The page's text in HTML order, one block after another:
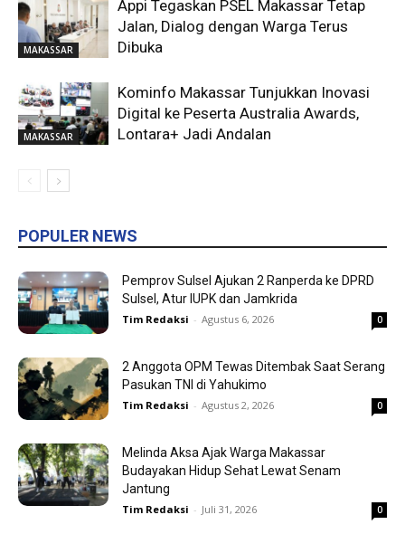
MAKASSAR
Appi Tegaskan PSEL Makassar Tetap
Jalan, Dialog dengan Warga Terus
Dibuka
MAKASSAR
Kominfo Makassar Tunjukkan Inovasi
Digital ke Peserta Australia Awards,
Lontara+ Jadi Andalan
POPULER NEWS
Pemprov Sulsel Ajukan 2 Ranperda ke DPRD
Sulsel, Atur IUPK dan Jamkrida
Tim Redaksi - Agustus 6, 2026 0
2 Anggota OPM Tewas Ditembak Saat Serang
Pasukan TNI di Yahukimo
Tim Redaksi - Agustus 2, 2026 0
Melinda Aksa Ajak Warga Makassar
Budayakan Hidup Sehat Lewat Senam
Jantung
Tim Redaksi - Juli 31, 2026 0